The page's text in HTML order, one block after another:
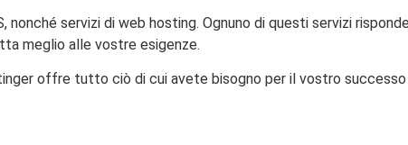
nonché servizi di web hosting. Ognuno di questi servizi
meglio alle vostre esigenze.
offre tutto ciò di cui avete bisogno per il vostro successo